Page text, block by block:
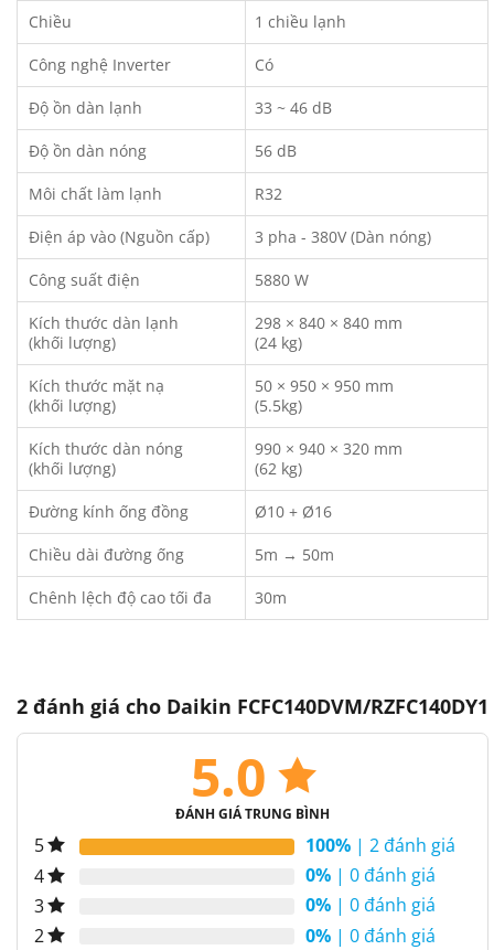
Chiều 1 chiều lạnh
Công nghệ Inverter Có
Độ ồn dàn lạnh 33 ~ 46 dB
Độ ồn dàn nóng 56 dB
Môi chất làm lạnh R32
Điện áp vào (Nguồn cấp) 3 pha - 380V (Dàn nóng)
Công suất điện 5880 W
Kích thước dàn lạnh
(khối lượng)
298 × 840 × 840 mm
(24 kg)
Kích thước mặt nạ
(khối lượng)
50 × 950 × 950 mm
(5.5kg)
Kích thước dàn nóng
(khối lượng)
990 × 940 × 320 mm
(62 kg)
Đường kính ống đồng Ø10 + Ø16
Chiều dài đường ống 5m → 50m
Chênh lệch độ cao tối đa 30m
2 đánh giá cho Daikin FCFC140DVM/RZFC140DY1
5.0
ĐÁNH GIÁ TRUNG BÌNH
5 100% | 2 đánh giá
4
0% | 0 đánh giá
3
0% | 0 đánh giá
2
0% | 0 đánh giá